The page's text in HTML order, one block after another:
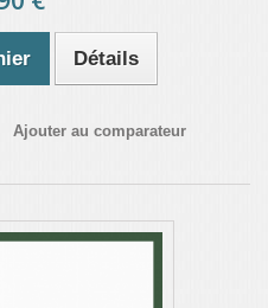
Détails
Ajouter au comparateur